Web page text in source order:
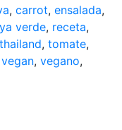
, carrot, ensalada,
verde, receta,
thailand, tomate,
vegan, vegano,